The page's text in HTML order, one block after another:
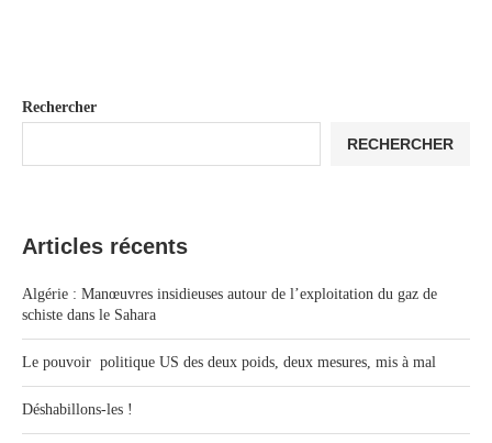
Rechercher
RECHERCHER
Articles récents
Algérie : Manœuvres insidieuses autour de l’exploitation du gaz de
schiste dans le Sahara
Le pouvoir politique US des deux poids, deux mesures, mis à mal
Déshabillons-les !